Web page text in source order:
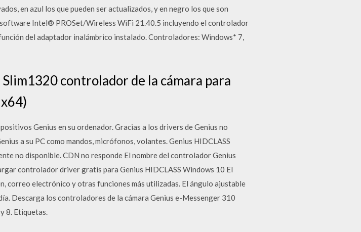
en azul los que pueden ser actualizados, y en negro los que son
Intel® PROSet/Wireless WiFi 21.40.5 incluyendo el controlador
del adaptador inalámbrico instalado. Controladores: Windows* 7,
controlador de la cámara para
Genius en su ordenador. Gracias a los drivers de Genius no
a su PC como mandos, micrófonos, volantes. Genius HIDCLASS
no disponible. CDN no responde El nombre del controlador Genius
controlador driver gratis para Genius HIDCLASS Windows 10 El
correo electrónico y otras funciones más utilizadas. El ángulo ajustable
Descarga los controladores de la cámara Genius e-Messenger 310
8. Etiquetas.